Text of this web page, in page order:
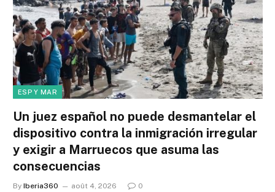
ESP Y MAR
Un juez español no puede desmantelar el
dispositivo contra la inmigración irregular
y exigir a Marruecos que asuma las
consecuencias
By Iberia360 août 4, 2026 0